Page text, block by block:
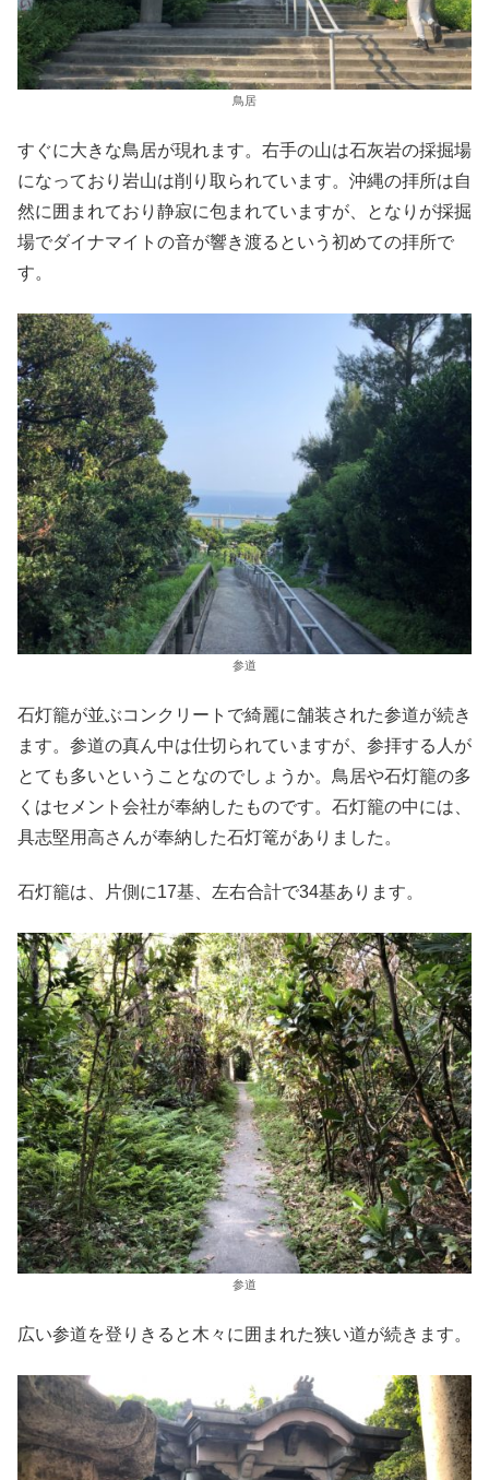
鳥居
すぐに大きな鳥居が現れます。右手の山は石灰岩の採掘場
になっており岩山は削り取られています。沖縄の拝所は自
然に囲まれており静寂に包まれていますが、となりが採掘
場でダイナマイトの音が響き渡るという初めての拝所で
す。
参道
石灯籠が並ぶコンクリートで綺麗に舗装された参道が続き
ます。参道の真ん中は仕切られていますが、参拝する人が
とても多いということなのでしょうか。鳥居や石灯籠の多
くはセメント会社が奉納したものです。石灯籠の中には、
具志堅用高さんが奉納した石灯篭がありました。
石灯籠は、片側に17基、左右合計で34基あります。
参道
広い参道を登りきると木々に囲まれた狭い道が続きます。